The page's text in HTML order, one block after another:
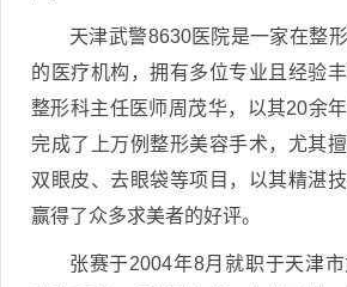
天津武警8630医院是一家在整
的医疗机构，拥有多位专业且经验丰
整形科主任医师周茂华，以其20余
完成了上万例整形美容手术，尤其擅
双眼皮、去眼袋等项目，以其精湛技
赢得了众多求美者的好评。
张赛于2004年8月就职于天津